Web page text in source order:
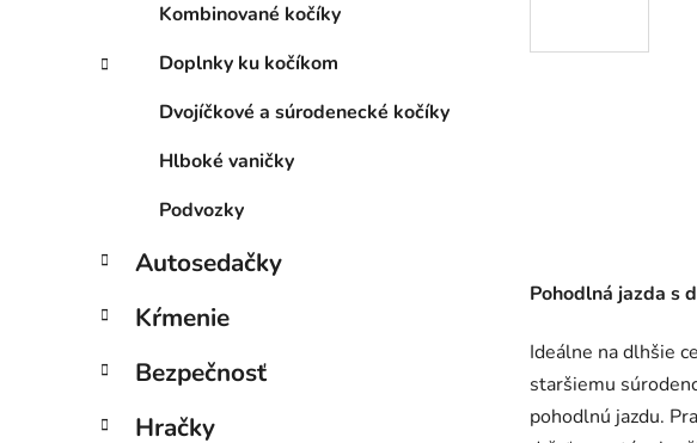
Kombinované kočíky
Doplnky ku kočíkom
Dvojíčkové a súrodenecké kočíky
Hlboké vaničky
Podvozky
Autosedačky
Kŕmenie
Bezpečnosť
Hračky
Pohodlná jazda s
Ideálne na dlhšie
staršiemu
pohodlnú jazdu.